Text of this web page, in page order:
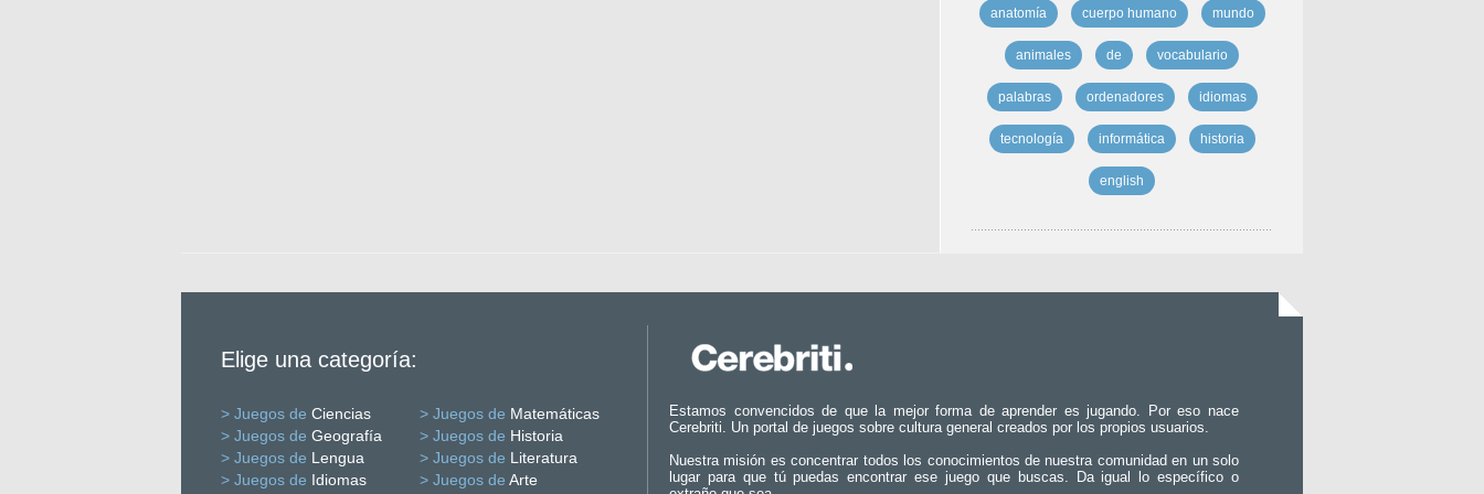
anatomía cuerpo humano mundo
animales de vocabulario
palabras ordenadores idiomas
tecnología informática historia
english
Elige una categoría:
> Juegos de Ciencias > Juegos de Matemáticas
> Juegos de Geografía > Juegos de Historia
> Juegos de Lengua > Juegos de Literatura
> Juegos de Idiomas > Juegos de Arte
Estamos convencidos de que la mejor forma de aprender es jugando. Por eso nace
Cerebriti. Un portal de juegos sobre cultura general creados por los propios usuarios.
Nuestra misión es concentrar todos los conocimientos de nuestra comunidad en un solo
lugar para que tú puedas encontrar ese juego que buscas. Da igual lo específico o